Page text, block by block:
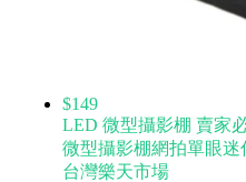
$149
LED 微型攝影棚 賣家
微型攝影棚網拍單眼
台灣樂天市場